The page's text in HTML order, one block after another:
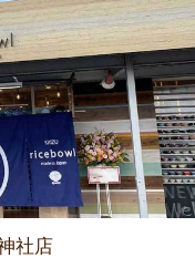
り
松助 蕎麦猪口
社店